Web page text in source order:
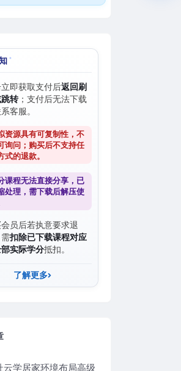
即获取支付后返回刷
转；支付后无法下载
客服。
资源具有可复制性，不
询问；购买后不支持任
式的退款。
课程无法直接分享，已
处理，需下载后解压使
员后若执意要求退
扣除已下载课程对应
实际学分抵扣。
了解更多
云学居家环境布局高级